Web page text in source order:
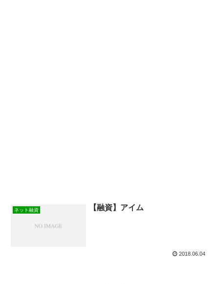
ネット融資 【融資】アイム
2018.06.04